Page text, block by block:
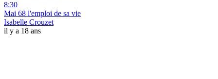
8:30
Mai 68 l'emploi de sa vie
Isabelle Crouzet
il y a 18 ans